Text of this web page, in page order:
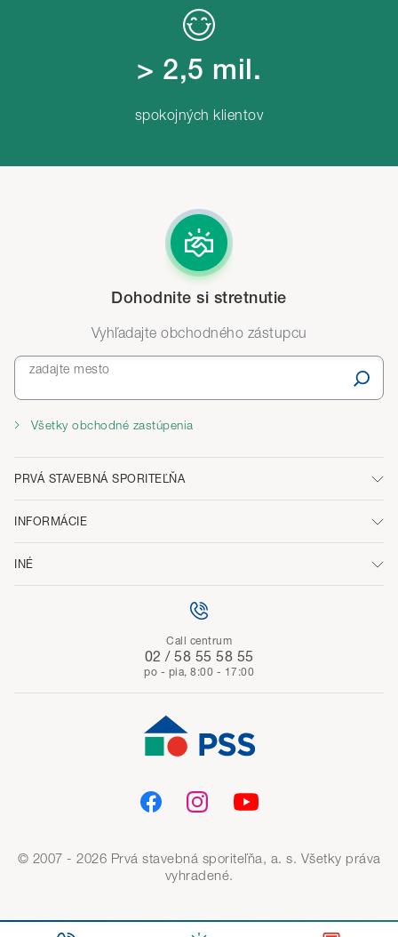
> 2,5 mil.
spokojných klientov
Dohodnite si stretnutie
Vyhľadajte obchodného zástupcu
zadajte mesto
Všetky obchodné zastúpenia
PRVÁ STAVEBNÁ SPORITEĽŇA
INFORMÁCIE
INÉ
Call centrum
02 / 58 55 58 55
po - pia, 8:00 - 17:00
© 2007 - 2026 Prvá stavebná sporiteľňa, a. s. Všetky práva
vyhradené.